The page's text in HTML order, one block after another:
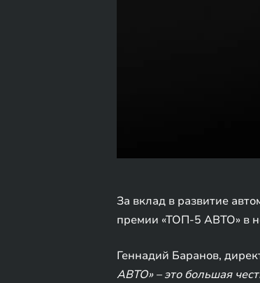
За вклад в развитие
премии «ТОП-5 АВТО» в
Геннадий Баранов,
АВТО» – это большая